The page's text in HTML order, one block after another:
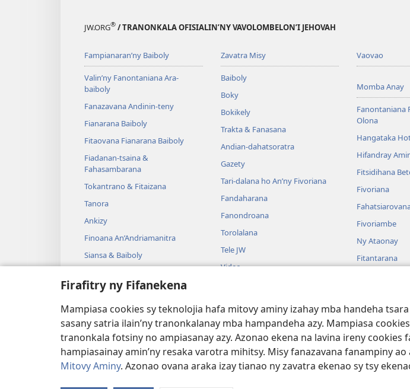
Firafitry ny Fifanekena
Mampiasa cookies sy teknolojia hafa mitovy aminy izahay mba handeha
sasany satria ilain’ny tranonkalanay mba hampandeha azy. Mampiasa
tranonkala fotsiny no ampiasanay azy. Azonao ekena na lavina ireny
hampiasainay amin’ny resaka varotra mihitsy. Misy fanazavana fanampiny ao
Mitovy Aminy. Azonao ovana araka izay tianao ny zavatra ekenao sy tsy
JW.ORG® / TRANONKALA OFISIALIN’NY VAVOLOMBELON’I JEHOVAH
Fampianaran’ny Baiboly
Valin’ny Fanontaniana Ara-
baiboly
Fanazavana Andinin-teny
Fianarana Baiboly
Fitaovana Fianarana Baiboly
Fiadanan-tsaina &
Fahasambarana
Tokantrano & Fitaizana
Tanora
Ankizy
Finoana An’Andriamanitra
Siansa & Baiboly
Zavatra Misy
Baiboly
Boky
Bokikely
Trakta & Fanasana
Andian-dahatsoratra
Gazety
Tari-dalana ho An’ny Fivoriana
Fandaharana
Fanondroana
Torolalana
Tele JW
Video
Tantara Henoina
Vaovao
Momba Anay
Fanontaniana
Olona
Hangataka
Hifandray
Fitsidihana
Fivoriana
Fivoriambe
Ny Ataonay
Fitantarana
Copyright© 2026 Watch Tower Bible and Tract Society of Pennsylvania.